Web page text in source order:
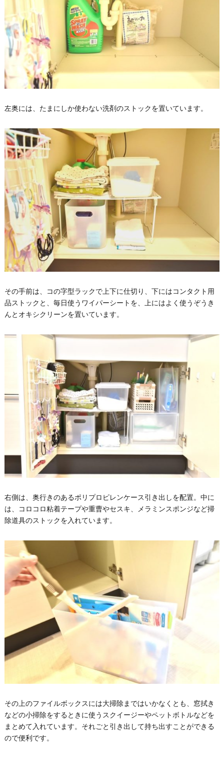
左奥には、たまにしか使わない洗剤のストックを置いています。
その手前は、コの字型ラックで上下に仕切り、下にはコンタクト用
品ストックと、毎日使うワイパーシートを、上にはよく使うぞうき
んとオキシクリーンを置いています。
右側は、奥行きのあるポリプロピレンケース引き出しを配置。中に
は、コロコロ粘着テープや重曹やセスキ、メラミンスポンジなど掃
除道具のストックを入れています。
その上のファイルボックスには大掃除まではいかなくとも、窓拭き
などの小掃除をするときに使うスクイージーやペットボトルなどを
まとめて入れています。それごと引き出して持ち出すことができる
ので便利です。